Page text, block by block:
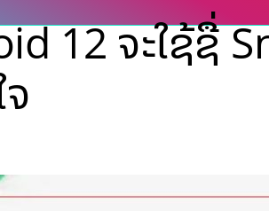
12 ຈະໃຊ້ຊື່